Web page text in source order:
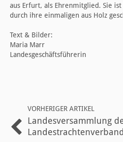
aus Erfurt, als Ehrenmitglied. Sie
durch ihre einmaligen aus Holz
Text & Bilder:
Maria Marr
Landesgeschäftsführerin
VORHERIGER ARTIKEL
Landesversammlung